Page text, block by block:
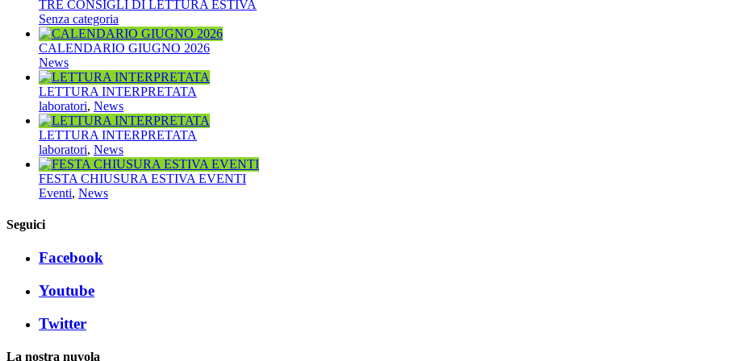
TRE CONSIGLI DI LETTURA ESTIVA
Senza categoria
CALENDARIO GIUGNO 2026
News
LETTURA INTERPRETATA
laboratori, News
LETTURA INTERPRETATA
laboratori, News
FESTA CHIUSURA ESTIVA EVENTI
Eventi, News
Seguici
Facebook
Youtube
Twitter
La nostra nuvola